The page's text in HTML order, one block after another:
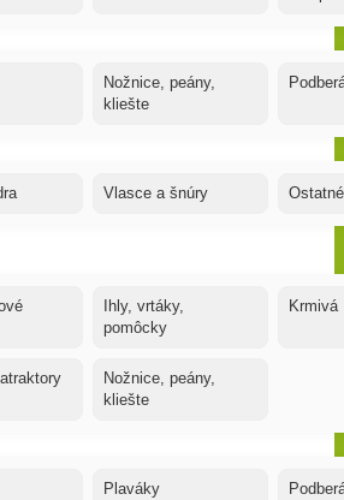
Nožnice, peány,
kliešte
Vlasce a šnúry
Ihly, vrtáky,
pomôcky
Krmivá
Nožnice, peány,
kliešte
Plaváky